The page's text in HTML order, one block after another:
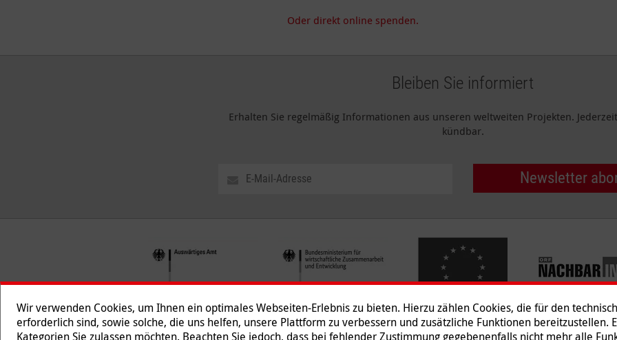
Oder direkt online spenden.
Bleiben Sie informiert
Erhalten Sie regelmäßig Informationen aus unseren weltweiten Projekten.
kündbar.
Newsletter
Wir verwenden Cookies, um Ihnen ein optimales Webseiten-Erlebnis zu bieten. Hierzu zählen Cookies, die für den
erforderlich sind, sowie solche, die uns helfen, unsere Plattform zu verbessern und zusätzliche Funktionen bereitzustellen.
Kategorien Sie zulassen möchten. Beachten Sie jedoch, dass bei fehlender Zustimmung gegebenenfalls nicht mehr alle